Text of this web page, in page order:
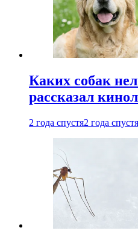
Каких собак
рассказал
2 года спустя2 года спустя